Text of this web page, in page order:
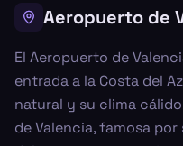
Aeropuerto de
El Aeropuerto de
entrada a la Costa del
natural y su clima
de Valencia, famosa